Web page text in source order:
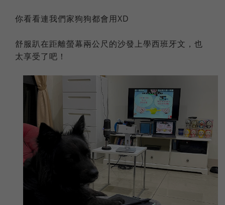
你看看連我們家狗狗都會用XD
舒服趴在距離螢幕兩公尺的沙發上學西班牙文，也
太享受了吧！